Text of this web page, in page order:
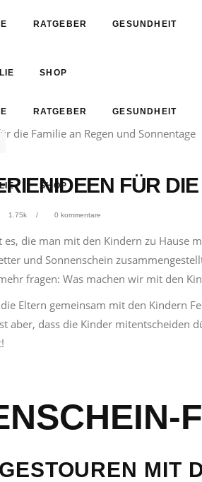
RATGEBER GESUNDHEIT
SHOP
RATGEBER GESUNDHEIT
SHOP
FÜR
1.75k 0 kommentare
es, die man mit den Kindern zu Hause
und Sonnenschein
fragen: Was machen wir mit den
Eltern gemeinsam mit den Kindern
aber, dass die Kinder mitentscheiden
MIT